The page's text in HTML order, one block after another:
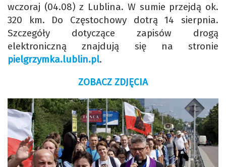
wczoraj (04.08) z Lublina. W sumie przejdą ok.
320 km. Do Częstochowy dotrą 14 sierpnia.
Szczegóły dotyczące zapisów drogą
elektroniczną znajdują się na stronie
pielgrzymka.lublin.pl.
ZOBACZ ZDJĘCIA